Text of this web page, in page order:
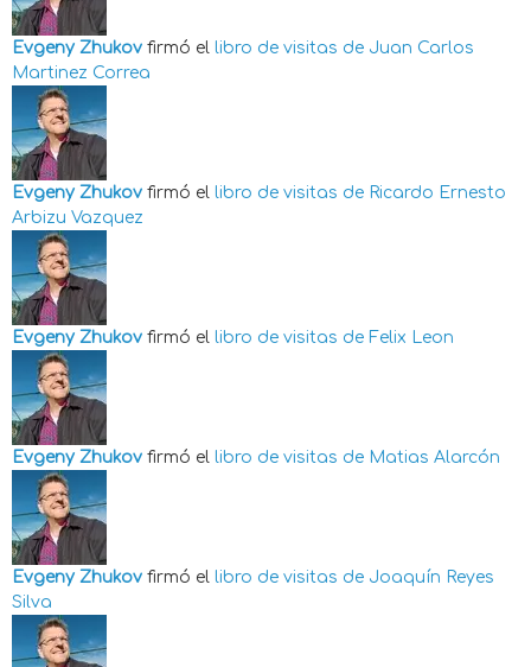
Evgeny Zhukov firmó el libro de visitas de Juan Carlos
Martinez Correa
Evgeny Zhukov firmó el libro de visitas de Ricardo Ernesto
Arbizu Vazquez
Evgeny Zhukov firmó el libro de visitas de Felix Leon
Evgeny Zhukov firmó el libro de visitas de Matias Alarcón
Evgeny Zhukov firmó el libro de visitas de Joaquín Reyes
Silva